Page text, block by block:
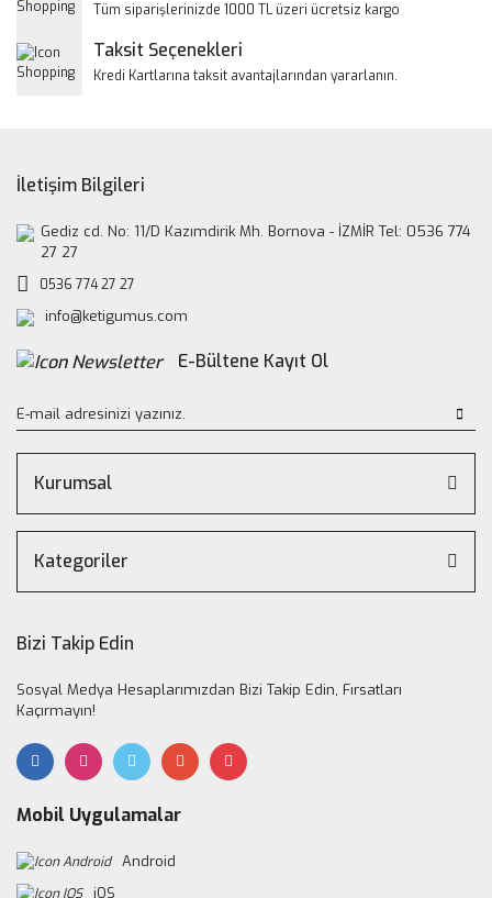
Tüm siparişlerinizde 1000 TL üzeri ücretsiz kargo
Taksit Seçenekleri
Kredi Kartlarına taksit avantajlarından yararlanın.
İletişim Bilgileri
Gediz cd. No: 11/D Kazımdirik Mh. Bornova - İZMİR Tel: 0536 774
27 27
0536 774 27 27
info@ketigumus.com
E-Bültene Kayıt Ol
Kurumsal
Kategoriler
Bizi Takip Edin
Sosyal Medya Hesaplarımızdan Bizi Takip Edin, Fırsatları
Kaçırmayın!
Mobil Uygulamalar
Android
iOS